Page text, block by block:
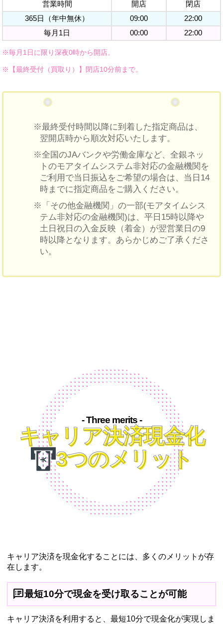
営業時間 開店
閉店
365日（年中無休）
09:00
22:00
毎月1日
00:00 22:00
※毎月1日に限り深夜0時から開店。
※【最終受付（買取り）】閉店10分前まで。
※最終受付時間以降に到着した指定商品は、
翌開店時から順次対応いたします。
※全国のJAバンクや労働金庫など、全銀ネッ
トのモアタイムシステム非対応の金融機関を
ご利用で当日振込をご希望の場合は、当日14
時までに指定商品をご購入ください。
※「その他金融機関」の一部(モアタイムシス
テム非対応の金融機関)は、平日15時以降や
土日祝日の入金反映（着金）が翌営業日の9
時以降となります。あらかじめご了承くださ
い。
- Three merits -
キャリア決済現金化
3つのメリット
キャリア決済を現金化することには、多くのメリットが存
在します。
speaker_notes最短10分で現金を受け取ることが可能
キャリア決済を利用すると、最短10分で現金化が実現しま